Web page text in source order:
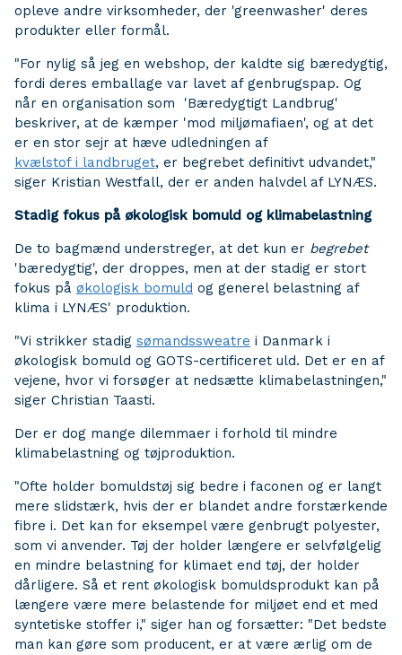
opleve andre virksomheder, der 'greenwasher' deres
produkter eller formål.
"For nylig så jeg en webshop, der kaldte sig bæredygtig,
fordi deres emballage var lavet af genbrugspap. Og
når en organisation som 'Bæredygtigt Landbrug'
beskriver, at de kæmper 'mod miljømafiaen', og at det
er en stor sejr at hæve udledningen af
kvælstof i landbruget, er begrebet definitivt udvandet,"
siger Kristian Westfall, der er anden halvdel af LYNÆS.
Stadig fokus på økologisk bomuld og klimabelastning
De to bagmænd understreger, at det kun er begrebet
'bæredygtig', der droppes, men at der stadig er stort
fokus på økologisk bomuld og generel belastning af
klima i LYNÆS' produktion.
"Vi strikker stadig sømandssweatre i Danmark i
økologisk bomuld og GOTS-certificeret uld. Det er en af
vejene, hvor vi forsøger at nedsætte klimabelastningen,"
siger Christian Taasti.
Der er dog mange dilemmaer i forhold til mindre
klimabelastning og tøjproduktion.
"Ofte holder bomuldstøj sig bedre i faconen og er langt
mere slidstærk, hvis der er blandet andre forstærkende
fibre i. Det kan for eksempel være genbrugt polyester,
som vi anvender. Tøj der holder længere er selvfølgelig
en mindre belastning for klimaet end tøj, der holder
dårligere. Så et rent økologisk bomuldsprodukt kan på
længere være mere belastende for miljøet end et med
syntetiske stoffer i," siger han og forsætter: "Det bedste
man kan gøre som producent, er at være ærlig om de